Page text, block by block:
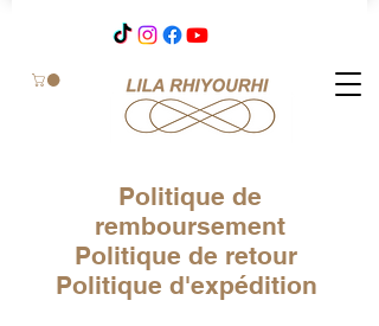
Politique de
remboursement
Politique de retour
Politique d'expédition